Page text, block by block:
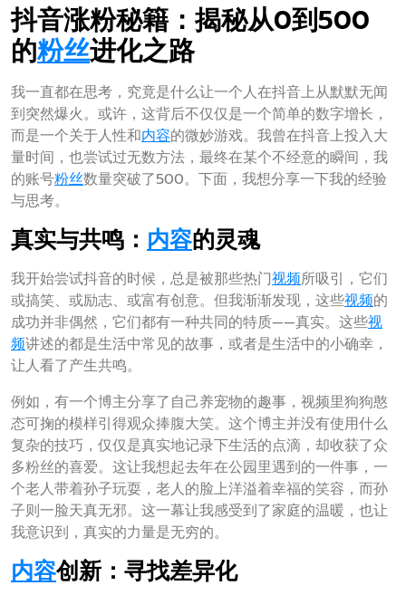
抖音涨粉秘籍：揭秘从0到500
的粉丝进化之路
我一直都在思考，究竟是什么让一个人在抖音上从默默无闻
到突然爆火。或许，这背后不仅仅是一个简单的数字增长，
而是一个关于人性和内容的微妙游戏。我曾在抖音上投入大
量时间，也尝试过无数方法，最终在某个不经意的瞬间，我
的账号粉丝数量突破了500。下面，我想分享一下我的经验
与思考。
真实与共鸣： 内容的灵魂
我开始尝试抖音的时候，总是被那些热门视频所吸引，它们
或搞笑、或励志、或富有创意。但我渐渐发现，这些视频的
成功并非偶然，它们都有一种共同的特质——真实。这些视
频讲述的都是生活中常见的故事，或者是生活中的小确幸，
让人看了产生共鸣。
例如，有一个博主分享了自己养宠物的趣事，视频里狗狗憨
态可掬的模样引得观众捧腹大笑。这个博主并没有使用什么
复杂的技巧，仅仅是真实地记录下生活的点滴，却收获了众
多粉丝的喜爱。这让我想起去年在公园里遇到的一件事，一
个老人带着孙子玩耍，老人的脸上洋溢着幸福的笑容，而孙
子则一脸天真无邪。这一幕让我感受到了家庭的温暖，也让
我意识到，真实的力量是无穷的。
内容创新：寻找差异化